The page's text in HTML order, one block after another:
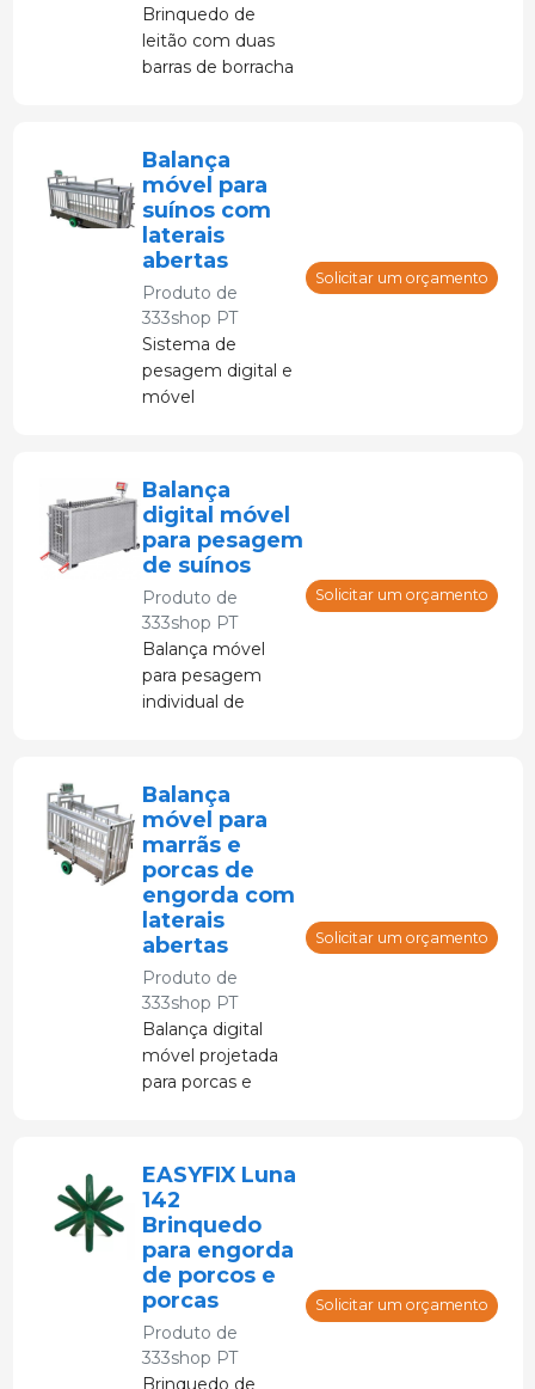
Brinquedo de
leitão com duas
barras de borracha
com um anel de
arame.
Balança
móvel para
suínos com
laterais
abertas
Produto de
333shop PT
Sistema de
pesagem digital e
móvel
porcas, porcas
mais pesadas e
grupos de leitões
Solicitar um orçamento
Balança
digital móvel
para pesagem
de suínos
Produto de
333shop PT
Balança móvel
para pesagem
individual de
Solicitar um orçamento
Balança
móvel para
marrãs e
porcas de
engorda com
laterais
abertas
Produto de
333shop PT
Balança digital
móvel projetada
para porcas e
Solicitar um orçamento
EASYFIX Luna
142
Brinquedo
para engorda
de porcos e
porcas
Produto de
333shop PT
Brinquedo de
Solicitar um orçamento